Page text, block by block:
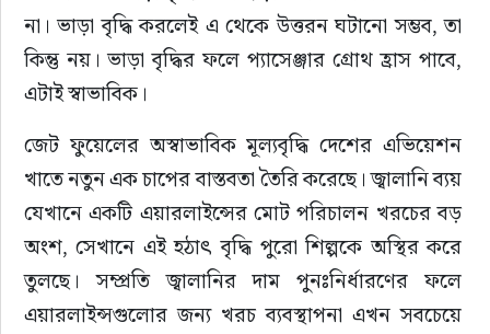
না। ভাড়া বৃদ্ধি করলেই এ থেকে উত্তরন ঘটানো সম্ভব, তা
কিন্তু নয়। ভাড়া বৃদ্ধির ফলে প্যাসেঞ্জার গ্রোথ হ্রাস পাবে,
এটাই স্বাভাবিক।
জেট ফুয়েলের অস্বাভাবিক মূল্যবৃদ্ধি দেশের এভিয়েশন
খাতে নতুন এক চাপের বাস্তবতা তৈরি করেছে। জ্বালানি ব্যয়
যেখানে একটি এয়ারলাইন্সের মোট পরিচালন খরচের বড়
অংশ, সেখানে এই হঠাৎ বৃদ্ধি পুরো শিল্পকে অস্থির করে
তুলছে। সম্প্রতি জ্বালানির দাম পুনঃনির্ধারণের ফলে
এয়ারলাইন্সগুলোর জন্য খরচ ব্যবস্থাপনা এখন সবচেয়ে